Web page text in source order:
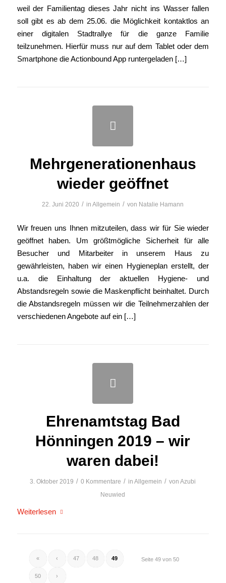
weil der Familientag dieses Jahr nicht ins Wasser fallen
soll gibt es ab dem 25.06. die Möglichkeit kontaktlos an
einer digitalen Stadtrallye für die ganze Familie
teilzunehmen. Hierfür muss nur auf dem Tablet oder dem
Smartphone die Actionbound App runtergeladen […]
Mehrgenerationenhaus
wieder geöffnet
22. Juni 2020 / inAllgemein / von Natalie Hamann
Wir freuen uns Ihnen mitzuteilen, dass wir für Sie wieder
geöffnet haben. Um größtmögliche Sicherheit für alle
Besucher und Mitarbeiter in unserem Haus zu
gewährleisten, haben wir einen Hygieneplan erstellt, der
u.a. die Einhaltung der aktuellen Hygiene- und
Abstandsregeln sowie die Maskenpflicht beinhaltet. Durch
die Abstandsregeln müssen wir die Teilnehmerzahlen der
verschiedenen Angebote auf ein […]
Ehrenamtstag Bad
Hönningen 2019 – wir
waren dabei!
3. Oktober 2019 / 0 Kommentare / inAllgemein / vonAzubi
Neuwied
Weiterlesen
Seite 49 von 50
« ‹ 47 48 49
50 ›